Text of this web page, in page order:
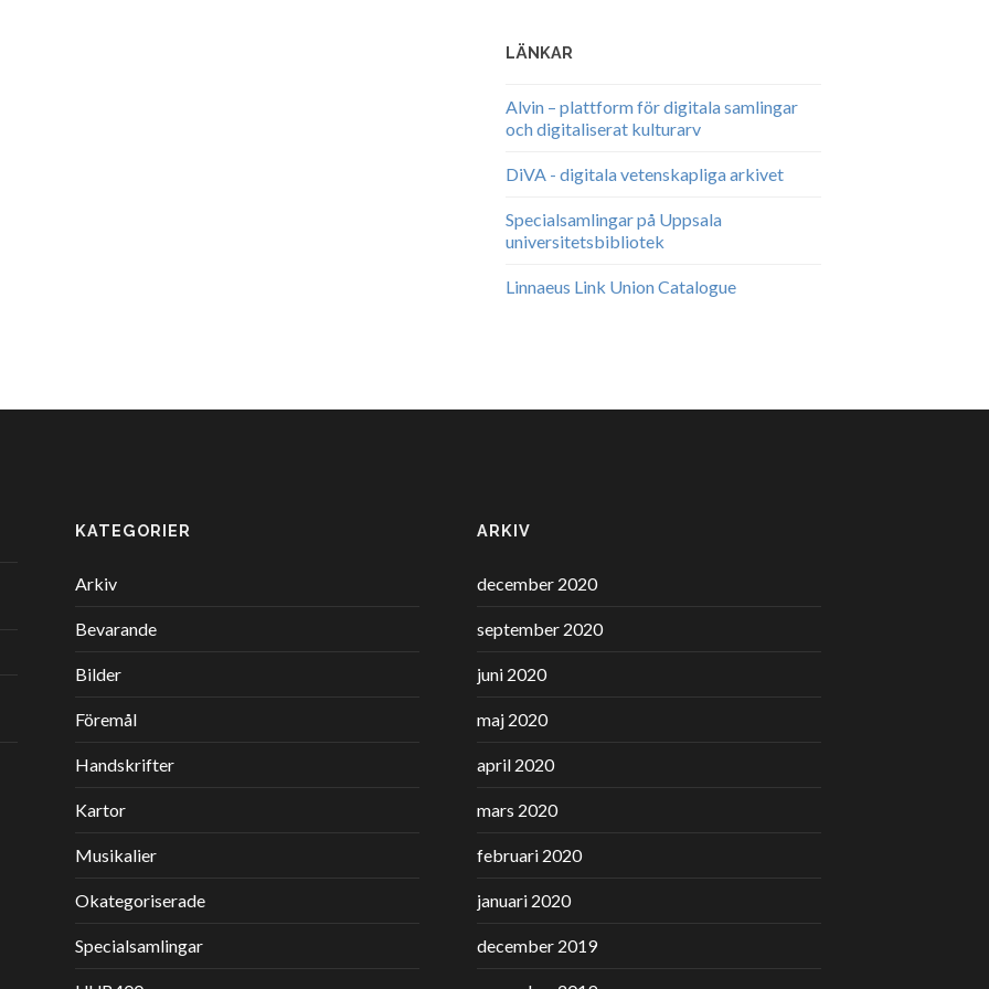
LÄNKAR
Alvin – plattform för digitala samlingar
och digitaliserat kulturarv
DiVA - digitala vetenskapliga arkivet
Specialsamlingar på Uppsala
universitetsbibliotek
Linnaeus Link Union Catalogue
KATEGORIER
Arkiv
Bevarande
Bilder
Föremål
Handskrifter
Kartor
Musikalier
Okategoriserade
Specialsamlingar
ARKIV
december 2020
september 2020
juni 2020
maj 2020
april 2020
mars 2020
februari 2020
januari 2020
december 2019